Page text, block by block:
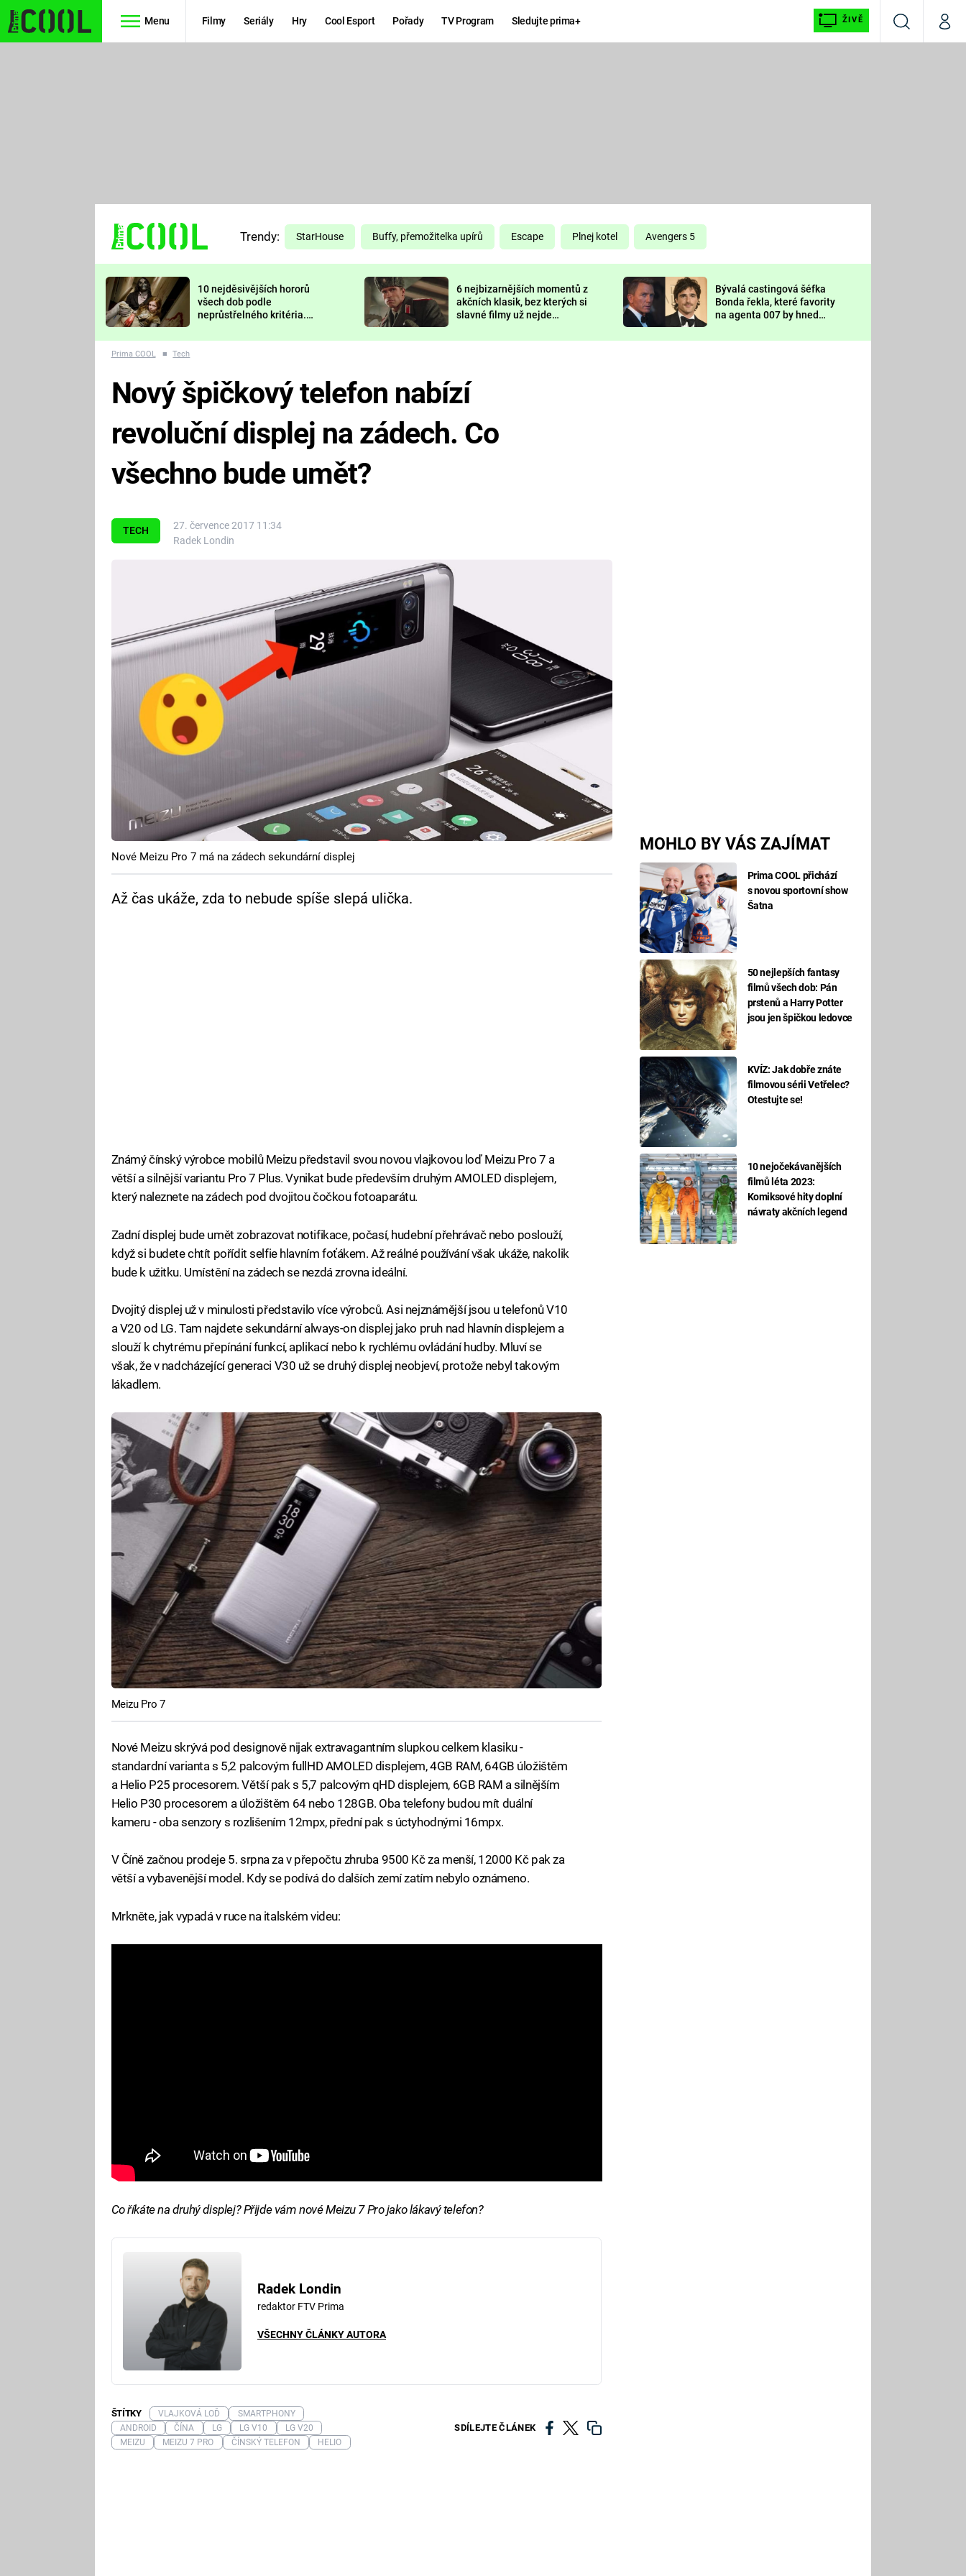
Menu Filmy Seriály Hry Cool Esport Pořady TV Program Sledujte prima+ ŽIVĚ
VyhledáváníMůj
TŘESKU
FUTURAMA
PREDÁTOR
DELIVERANCE
KOMEDIE
CHUCK
NORRIS
DEADPOOL
Prima LAJK
Sledujte nás
Trendy: StarHouse Buffy, přemožitelka upírů Escape Plnej kotel Avengers 5
10 nejděsivějších hororů
všech dob podle
neprůstřelného kritéria.
nejvíc zvednou tep?
6 nejbizarnějších momentů z
akčních klasik, bez kterých si
slavné filmy už nejde
Bývalá castingová šéfka
Bonda řekla, které favority
na agenta 007 by hned
Prima COOL ■ Tech
TECH
27. července 2017 11:34
Radek Londin
MOHLO BY VÁS ZAJÍMAT
Prima COOL přichází
s novou sportovní show
Šatna
50 nejlepších fantasy
filmů všech dob: Pán
prstenů a Harry Potter
jsou jen špičkou ledovce
KVÍZ: Jak dobře znáte
filmovou sérii Vetřelec?
Otestujte se!
10 nejočekávanějších
filmů léta 2023:
Komiksové hity doplní
návraty akčních legend
Nový špičkový telefon nabízí
revoluční displej na zádech. Co
všechno bude umět?
Nové Meizu Pro 7 má na zádech sekundární displej
Až čas ukáže, zda to nebude spíše slepá ulička.
Známý čínský výrobce mobilů Meizu představil svou novou vlajkovou loď Meizu Pro 7 a
větší a silnější variantu Pro 7 Plus. Vynikat bude především druhým AMOLED displejem,
který naleznete na zádech pod dvojitou čočkou fotoaparátu.
Zadní displej bude umět zobrazovat notifikace, počasí, hudební přehrávač nebo poslouží,
když si budete chtít pořídit selfie hlavním foťákem. Až reálné používání však ukáže, nakolik
bude k užitku. Umístění na zádech se nezdá zrovna ideální.
Dvojitý displej už v minulosti představilo více výrobců. Asi nejznámější jsou u telefonů V10
a V20 od LG. Tam najdete sekundární always-on displej jako pruh nad hlavnín displejem a
slouží k chytrému přepínání funkcí, aplikací nebo k rychlému ovládání hudby. Mluví se
však, že v nadcházející generaci V30 už se druhý displej neobjeví, protože nebyl takovým
lákadlem.
Meizu Pro 7
Nové Meizu skrývá pod designově nijak extravagantním slupkou celkem klasiku -
standardní varianta s 5,2 palcovým fullHD AMOLED displejem, 4GB RAM, 64GB úložištěm
a Helio P25 procesorem. Větší pak s 5,7 palcovým qHD displejem, 6GB RAM a silnějším
Helio P30 procesorem a úložištěm 64 nebo 128GB. Oba telefony budou mít duální
kameru - oba senzory s rozlišením 12mpx, přední pak s úctyhodnými 16mpx.
V Číně začnou prodeje 5. srpna za v přepočtu zhruba 9500 Kč za menší, 12000 Kč pak za
větší a vybavenější model. Kdy se podívá do dalších zemí zatím nebylo oznámeno.
Mrkněte, jak vypadá v ruce na italském videu:
Co říkáte na druhý displej? Přijde vám nové Meizu 7 Pro jako lákavý telefon?
Radek Londin
redaktor FTV Prima
VŠECHNY ČLÁNKY AUTORA
SDÍLEJTE ČLÁNEK
ŠTÍTKY VLAJKOVÁ LOĎ
SMARTPHONY
ANDROID
ČÍNA LG LG V10
LG V20
MEIZU
MEIZU 7 PRO ČÍNSKÝ TELEFON HELIO